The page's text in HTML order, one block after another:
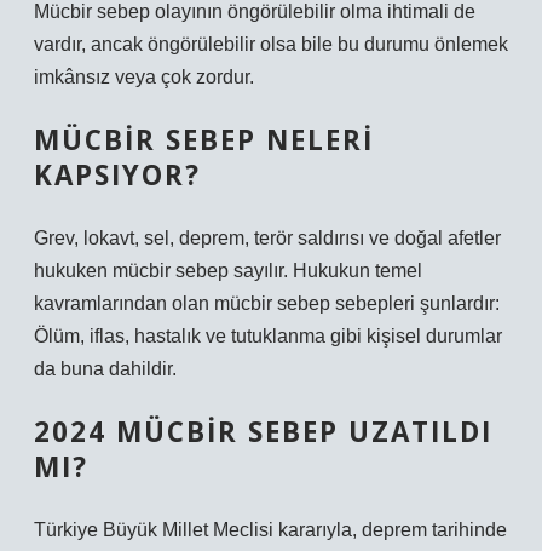
Mücbir sebep olayının öngörülebilir olma ihtimali de
vardır, ancak öngörülebilir olsa bile bu durumu önlemek
imkânsız veya çok zordur.
MÜCBIR SEBEP NELERI
KAPSIYOR?
Grev, lokavt, sel, deprem, terör saldırısı ve doğal afetler
hukuken mücbir sebep sayılır. Hukukun temel
kavramlarından olan mücbir sebep sebepleri şunlardır:
Ölüm, iflas, hastalık ve tutuklanma gibi kişisel durumlar
da buna dahildir.
2024 MÜCBIR SEBEP UZATILDI
MI?
Türkiye Büyük Millet Meclisi kararıyla, deprem tarihinde